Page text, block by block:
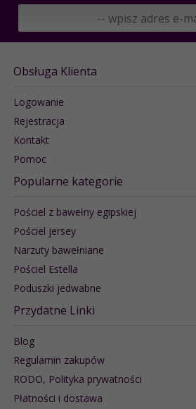
Obsługa Klienta
Logowanie
Rejestracja
Kontakt
Pomoc
Popularne kategorie
Pościel z bawełny egipskiej
Pościel jersey
Narzuty bawełniane
Pościel Estella
Poduszki jedwabne
Przydatne Linki
Blog
Regulamin zakupów
RODO, Polityka prywatności
Płatności i dostawa